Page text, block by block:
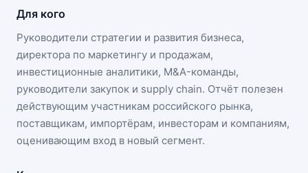
Для кого
Руководители стратегии и развития бизнеса,
директора по маркетингу и продажам,
инвестиционные аналитики, M&A-команды,
руководители закупок и supply chain. Отчёт полезен
действующим участникам российского рынка,
поставщикам, импортёрам, инвесторам и компаниям,
оценивающим вход в новый сегмент.